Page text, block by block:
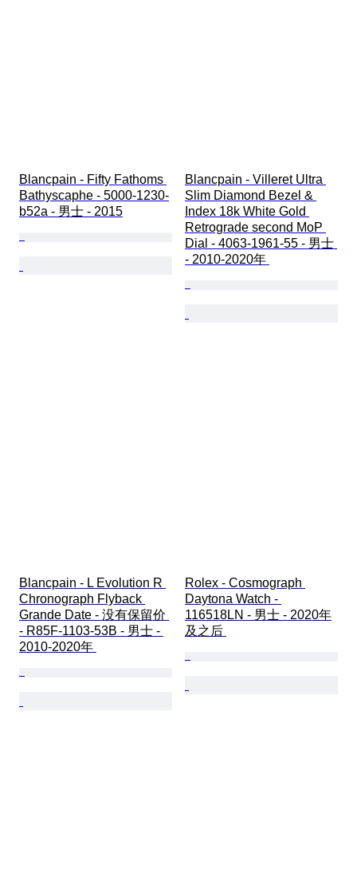
Blancpain - Fifty Fathoms
Bathyscaphe - 5000-1230-
b52a - 男士 - 2015
Blancpain - Villeret Ultra
Slim Diamond Bezel &
Index 18k White Gold
Retrograde second MoP
Dial - 4063-1961-55 - 男士
- 2010-2020年
Blancpain - L Evolution R
Chronograph Flyback
Grande Date - 没有保留价
- R85F-1103-53B - 男士 -
2010-2020年
Rolex - Cosmograph
Daytona Watch -
116518LN - 男士 - 2020年
及之后